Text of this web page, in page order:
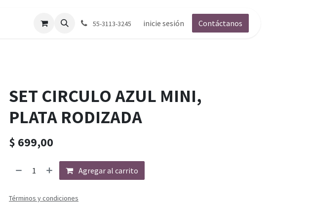
55-3113-3245 inicie sesión Contáctanos
SET CIRCULO AZUL MINI,
PLATA RODIZADA
$ 699,00
Agregar al carrito
Términos y condiciones